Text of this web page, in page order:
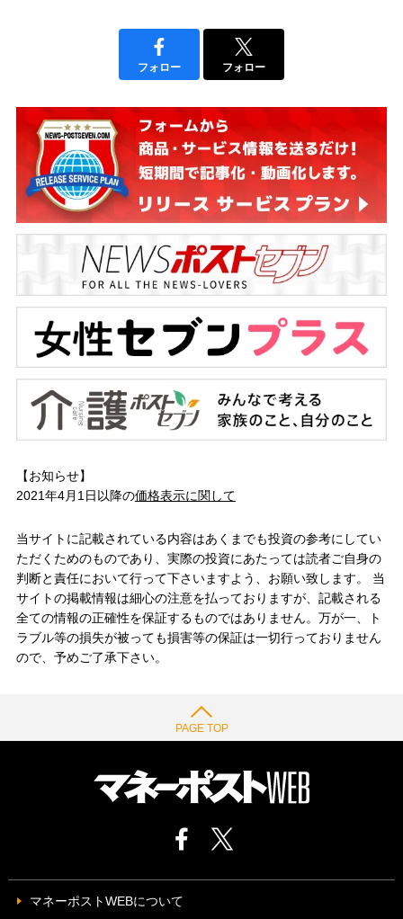
フォロー フォロー
【お知らせ】
2021年4月1日以降の価格表示に関して
当サイトに記載されている内容はあくまでも投資の参考にしてい
ただくためのものであり、実際の投資にあたっては読者ご自身の
判断と責任において行って下さいますよう、お願い致します。 当
サイトの掲載情報は細心の注意を払っておりますが、記載される
全ての情報の正確性を保証するものではありません。万が一、ト
ラブル等の損失が被っても損害等の保証は一切行っておりません
ので、予めご了承下さい。
PAGE TOP
マネーポストWEBについて